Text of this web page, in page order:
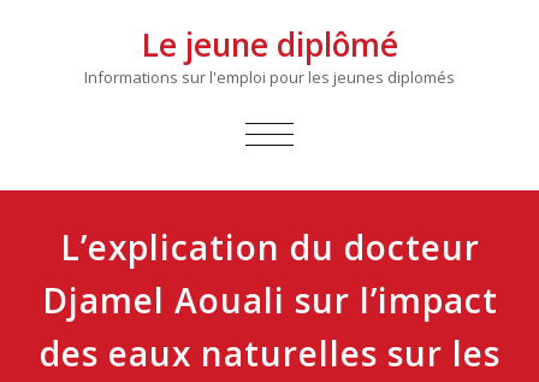
Le jeune diplômé
Informations sur l'emploi pour les jeunes diplomés
AFFICHER/MASQUER
L’explication du docteur
Djamel Aouali sur l’impact
des eaux naturelles sur les